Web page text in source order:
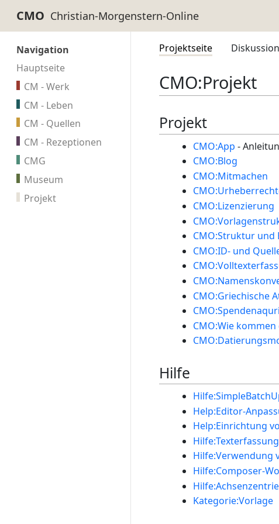
CMO
Navigation
Hauptseite
CM - Werk
CM - Leben
CM - Quellen
CM - Rezeptionen
CMG
Museum
Projekt
Projektseite Diskussion
CMO:Projekt
Projekt
CMO:App -
CMO:Blog
CMO:Mitmachen
CMO:Lizenzierung
CMO:Struktur und
CMO:ID- und
CMO:Griechische
CMO:Wie
Hilfe
Help:Editor-
Help:Einrichtung
Hilfe:Texterfassung
Hilfe:Verwendung
Hilfe:Composer-
Kategorie:Vorlage